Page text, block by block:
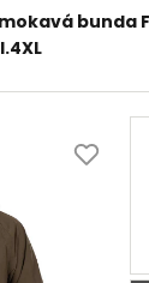
bunda